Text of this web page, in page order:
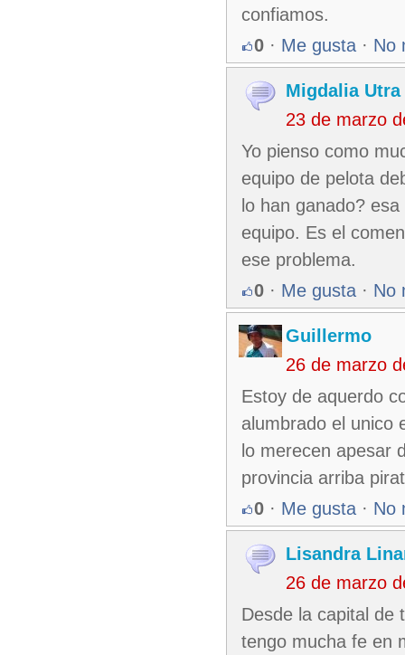
confiamos.
0 · Me gusta · No
Migdalia Utra
23 de marzo
Yo pienso como
equipo de pelota
lo han ganado?
equipo. Es el
ese problema.
0 · Me gusta · No
Guillermo
26 de marzo
Estoy de aquerdo
alumbrado el unico
lo merecen apesar
provincia arriba
0 · Me gusta · No
Lisandra
26 de marzo
Desde la capital de
tengo mucha fe en